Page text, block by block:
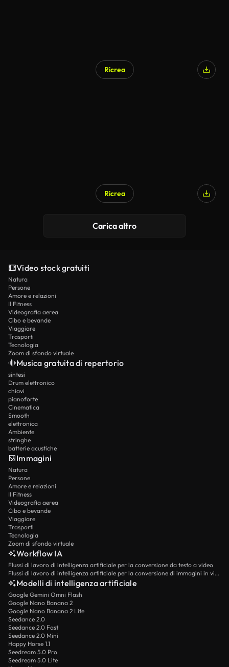
Ricrea
Ricrea
Carica altro
Video stock gratuiti
Natura
Persone
Amore e relazioni
Il Fitness
Videografia aerea
Cibo e bevande
Viaggiare
Trasporti
Tecnologia
Zoom di sfondo virtuale
Musica gratuita di repertorio
sintesi
Drum elettronico
chiavi
pianoforte
Cinematica
Smooth
elettronica
Ambiente
stringhe
batterie acustiche
Immagini
Natura
Persone
Amore e relazioni
Il Fitness
Videografia aerea
Cibo e bevande
Viaggiare
Trasporti
Tecnologia
Zoom di sfondo virtuale
Workflow IA
Flussi di lavoro di intelligenza artificiale per la conversione da testo a video
Flussi di lavoro di intelligenza artificiale per la conversione di immagini in video
Modelli di intelligenza artificiale
Google Gemini Omni Flash
Google Nano Banana 2
Google Nano Banana 2 Lite
Seedance 2.0
Seedance 2.0 Fast
Seedance 2.0 Mini
Happy Horse 1.1
Seedream 5.0 Pro
Seedream 5.0 Lite